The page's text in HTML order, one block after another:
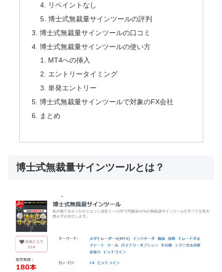
リペイントなし
博士式無裁量サインツールの評判
博士式無裁量サインツールの口コミ
博士式無裁量サインツールの使い方
MT4への挿入
エントリータイミング
単発エントリー
博士式無裁量サインツールで対象のFX会社
まとめ
博士式無裁量サインツールとは？